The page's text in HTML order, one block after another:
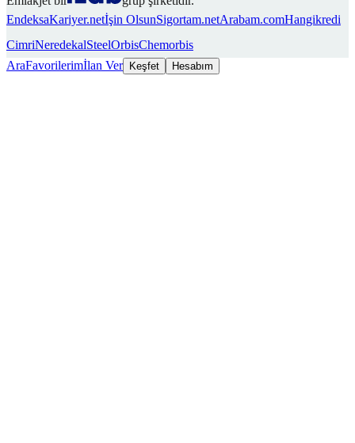
EndeksaKariyer.netİşin OlsunSigortam.netArabam.comHangikredi
CimriNeredekalSteelOrbisChemorbis
AraFavorilerimİlan Ver Keşfet Hesabım